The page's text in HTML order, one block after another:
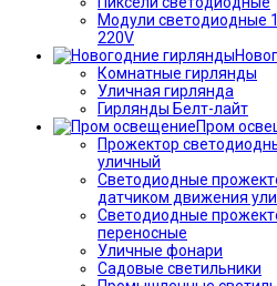
Модули светодиодные
220V
Комнатные гирлянды
Уличная гирлянда
Гирлянды Белт-лайт
Пром
Прожектор
уличный
Светодиодные
датчиком движения
Светодиодные
переносные
Уличные фонари
Садовые светильники